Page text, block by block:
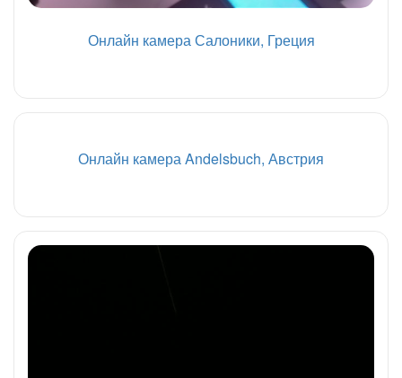
Онлайн камера Салоники, Греция
Онлайн камера Andelsbuch, Австрия